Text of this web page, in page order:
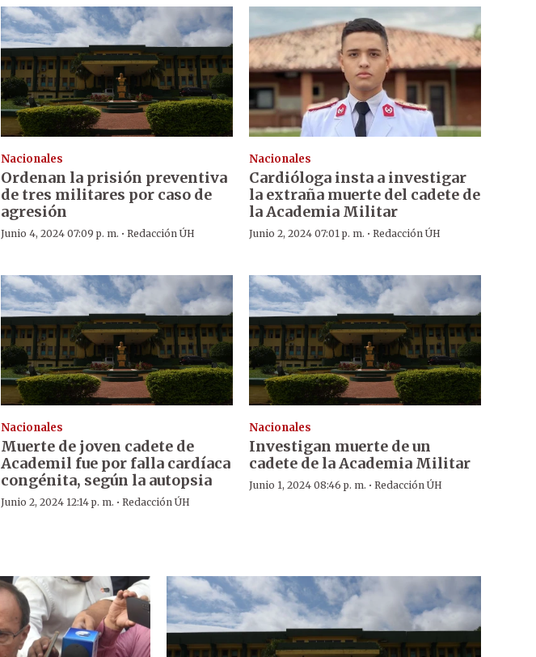
Nacionales
Ordenan la prisión preventiva
de tres militares por caso de
agresión
Junio 4, 2024 07:09 p. m. · Redacción ÚH
Nacionales
Cardióloga insta a investigar
la extraña muerte del cadete de
la Academia Militar
Junio 2, 2024 07:01 p. m. · Redacción ÚH
Nacionales
Muerte de joven cadete de
Academil fue por falla cardíaca
congénita, según la autopsia
Junio 2, 2024 12:14 p. m. · Redacción ÚH
Nacionales
Investigan muerte de un
cadete de la Academia Militar
Junio 1, 2024 08:46 p. m. · Redacción ÚH